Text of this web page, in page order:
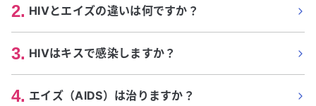
2. HIVとエイズの違いは何ですか？
3. HIVはキスで感染しますか？
4. エイズ（AIDS）は治りますか？